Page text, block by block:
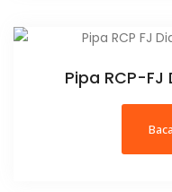
Pipa RCP-